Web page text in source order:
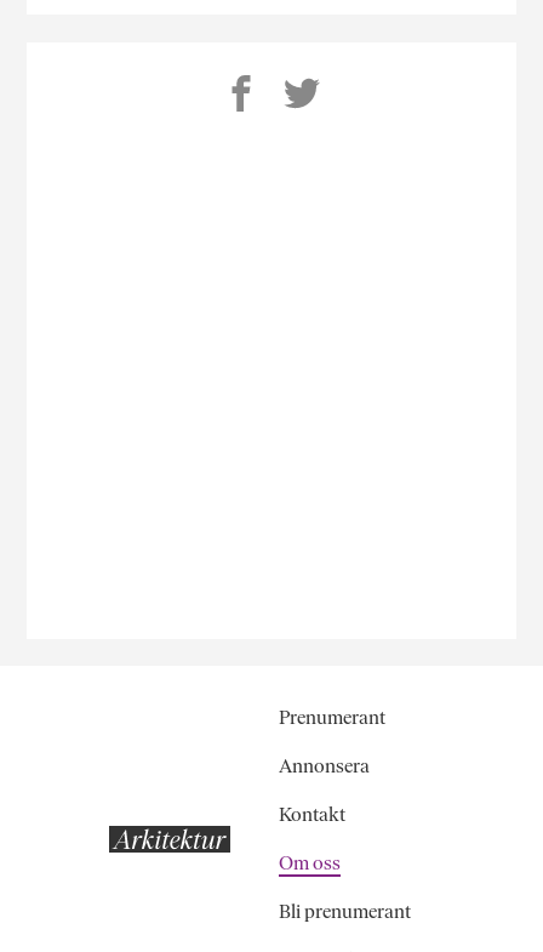
Prenumerant
Annonsera
Kontakt
Om oss
Bli prenumerant